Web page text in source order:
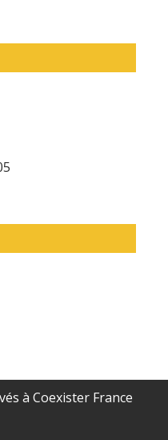
à Coexister France